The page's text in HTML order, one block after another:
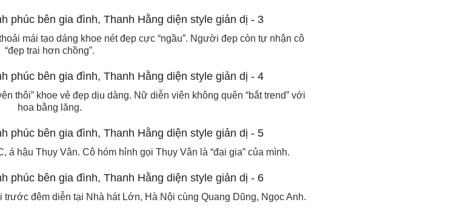
mái tạo dáng khoe nét đẹp cực “ngầu”. Người đẹp còn tự nhận cô
“đẹp trai hơn chồng”.
thôi” khoe vẻ đẹp dịu dàng. Nữ diễn viên không quên “bắt trend” với
hoa bằng lăng.
á hậu Thụy Vân. Cô hóm hỉnh gọi Thụy Vân là “đại gia” của mình.
đêm diễn tại Nhà hát Lớn, Hà Nội cùng Quang Dũng, Ngọc Anh.